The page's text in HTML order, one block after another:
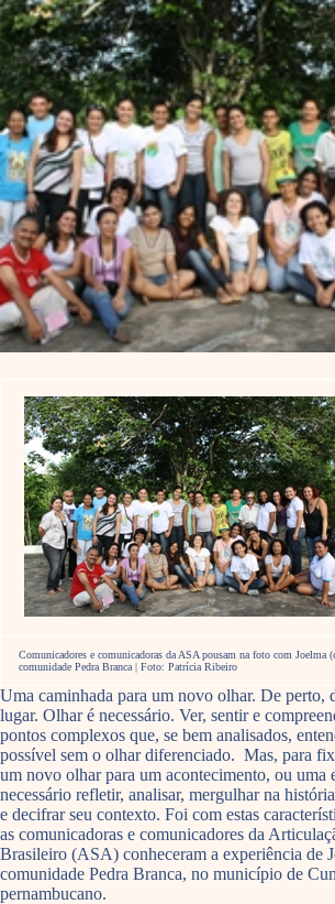
Comunicadores e comunicadoras da ASA pousam na foto com Joelma
comunidade Pedra Branca | Foto: Patrícia Ribeiro
Uma caminhada para um novo olhar. De perto,
lugar. Olhar é necessário. Ver, sentir e
pontos complexos que, se bem analisados,
possível sem o olhar diferenciado. Mas, para
um novo olhar para um acontecimento, ou uma
necessário refletir, analisar, mergulhar na
e decifrar seu contexto. Foi com estas
as comunicadoras e comunicadores da
Brasileiro (ASA) conheceram a experiência de
comunidade Pedra Branca, no município de
pernambucano.